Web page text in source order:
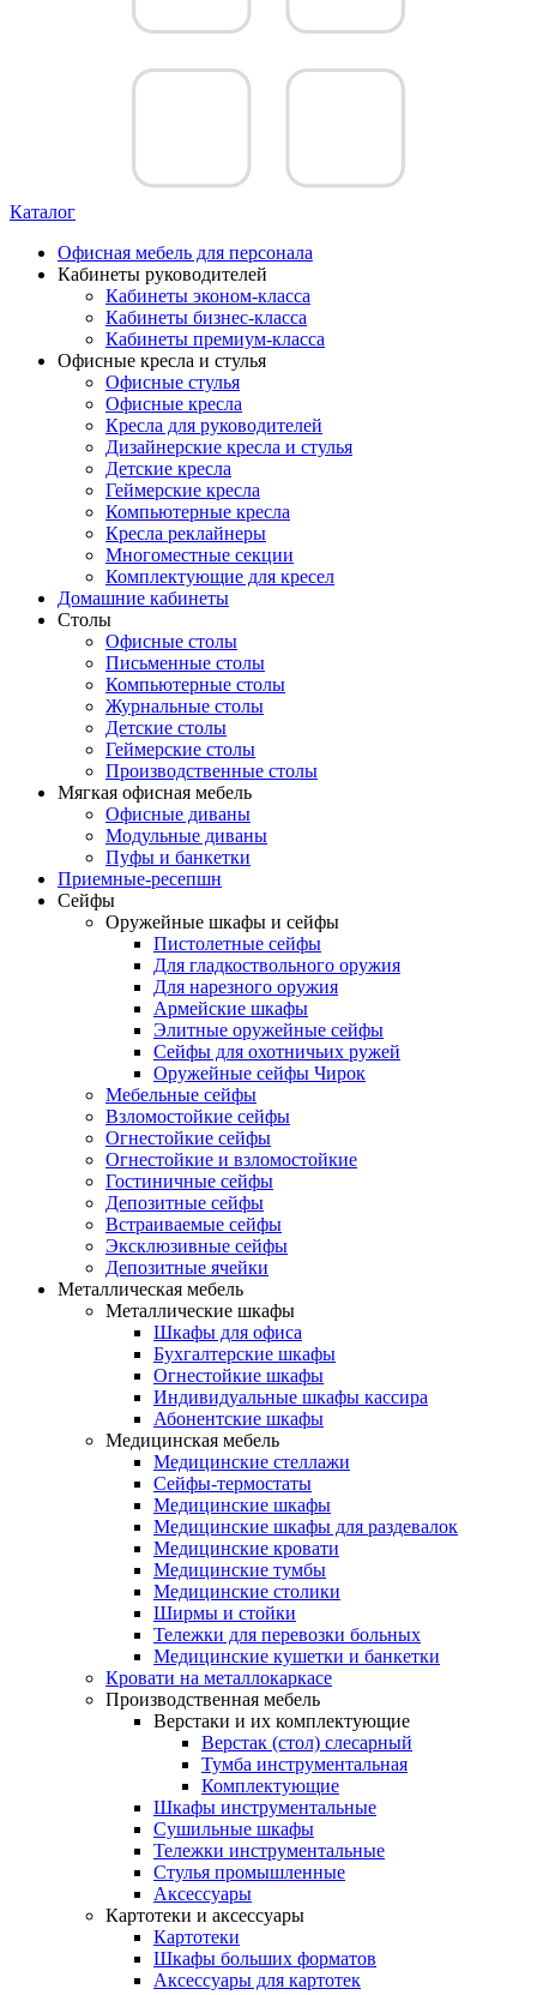
Каталог
Офисная мебель для персонала
Кабинеты руководителей
Кабинеты эконом-класса
Кабинеты бизнес-класса
Кабинеты премиум-класса
Офисные кресла и стулья
Офисные стулья
Офисные кресла
Кресла для руководителей
Дизайнерские кресла и стулья
Детские кресла
Геймерские кресла
Компьютерные кресла
Кресла реклайнеры
Многоместные секции
Комплектующие для кресел
Домашние кабинеты
Столы
Офисные столы
Письменные столы
Компьютерные столы
Журнальные столы
Детские столы
Геймерские столы
Производственные столы
Мягкая офисная мебель
Офисные диваны
Модульные диваны
Пуфы и банкетки
Приемные-ресепшн
Сейфы
Оружейные шкафы и сейфы
Пистолетные сейфы
Для гладкоствольного оружия
Для нарезного оружия
Армейские шкафы
Элитные оружейные сейфы
Сейфы для охотничьих ружей
Оружейные сейфы Чирок
Мебельные сейфы
Взломостойкие сейфы
Огнестойкие сейфы
Огнестойкие и взломостойкие
Гостиничные сейфы
Депозитные сейфы
Встраиваемые сейфы
Эксклюзивные сейфы
Депозитные ячейки
Металлическая мебель
Металлические шкафы
Шкафы для офиса
Бухгалтерские шкафы
Огнестойкие шкафы
Индивидуальные шкафы кассира
Абонентские шкафы
Медицинская мебель
Медицинские стеллажи
Сейфы-термостаты
Медицинские шкафы
Медицинские шкафы для раздевалок
Медицинские кровати
Медицинские тумбы
Медицинские столики
Ширмы и стойки
Тележки для перевозки больных
Медицинские кушетки и банкетки
Кровати на металлокаркасе
Производственная мебель
Верстаки и их комплектующие
Верстак (стол) слесарный
Тумба инструментальная
Комплектующие
Шкафы инструментальные
Сушильные шкафы
Тележки инструментальные
Стулья промышленные
Аксессуары
Картотеки и аксессуары
Картотеки
Шкафы больших форматов
Аксессуары для картотек